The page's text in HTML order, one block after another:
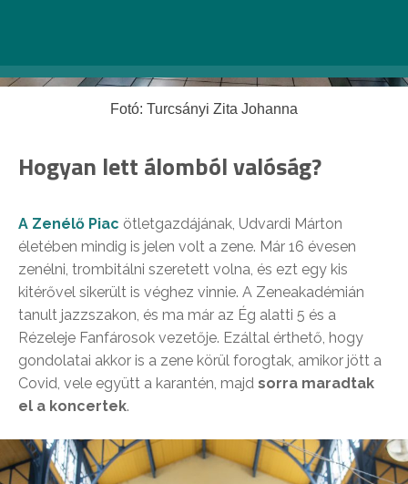
Fotó: Turcsányi Zita Johanna
Hogyan lett álomból valóság?
A Zenélő Piac ötletgazdájának, Udvardi Márton
életében mindig is jelen volt a zene. Már 16 évesen
zenélni, trombitálni szeretett volna, és ezt egy kis
kitérővel sikerült is véghez vinnie. A Zeneakadémián
tanult jazzszakon, és ma már az Ég alatti 5 és a
Rézeleje Fanfárosok vezetője. Ezáltal érthető, hogy
gondolatai akkor is a zene körül forogtak, amikor jött a
Covid, vele együtt a karantén, majd sorra maradtak
el a koncertek.